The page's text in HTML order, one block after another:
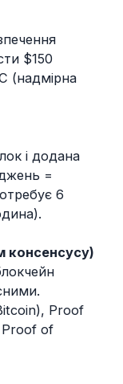
$150
(надмірна
і додана
=
6
консенсусу)
Proof
Proof of